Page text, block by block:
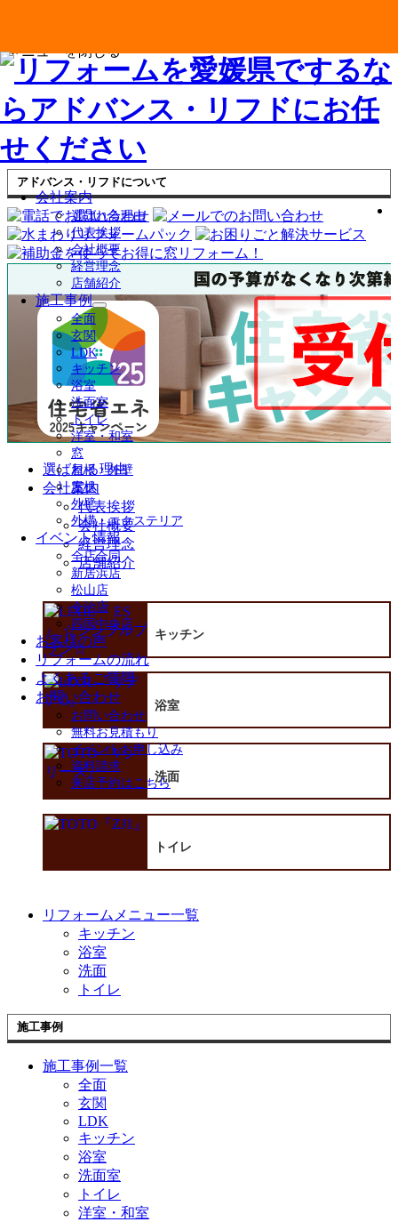
会社案内
選ばれる理由
代表挨拶
会社概要
経営理念
店舗紹介
施工事例
サ
ブ
メ
ニ
ュ
を
展
開
全面
玄関
LDK
キッチン
浴室
洗面室
トイレ
洋室・和室
窓
屋根・外壁
屋根
外壁
外構・エクステリア
イベント情報
全店合同
新居浜店
松山店
今治店
四国中央店
お客様の声
リフォームの流れ
よくあるご質問
お問い合わせ
お問い合わせ
無料お見積もり
イベントお申し込み
資料請求
来店予約はこちら
メニューを閉じる
アドバンス・リフドについて
選ばれる理由
会社案内
代表挨拶
会社概要
経営理念
店舗紹介
キッチン
浴室
洗面
トイレ
リフォームメニュー一覧
キッチン
浴室
洗面
トイレ
施工事例
施工事例一覧
全面
玄関
LDK
キッチン
浴室
洗面室
トイレ
洋室・和室